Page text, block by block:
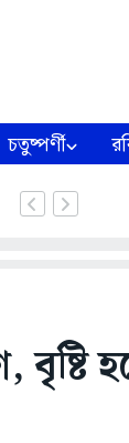
চতুষ্পর্ণী